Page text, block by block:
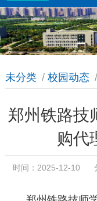
未分类 / 校园动态 /
郑州铁路技
购代
时间：2025-12-10